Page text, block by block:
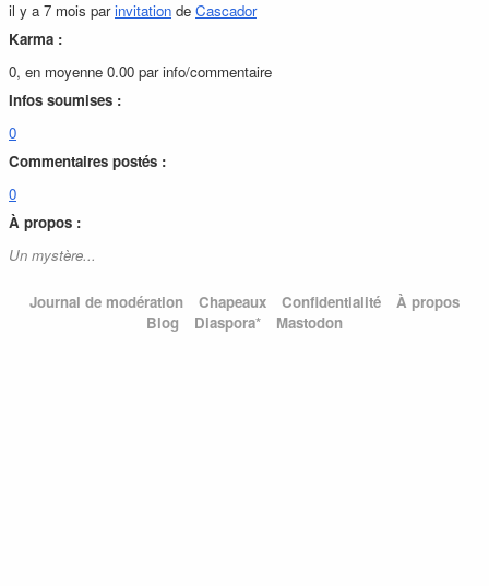
il y a 7 mois parinvitation de Cascador
Karma :
0, en moyenne 0.00 par info/commentaire
Infos soumises :
0
Commentaires postés :
0
À propos :
Un mystère...
Journal de modération Chapeaux Confidentialité
À propos
Blog
Diaspora* Mastodon